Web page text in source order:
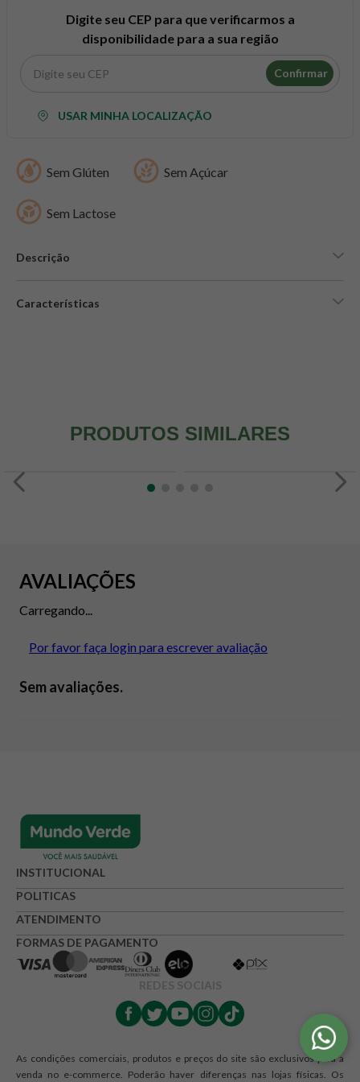
Digite seu CEP para que verificarmos a
disponibilidade para a sua região
Confirmar
USAR MINHA LOCALIZAÇÃO
Sem Glúten Sem Açúcar
Sem Lactose
Descrição
Características
PRODUTOS SIMILARES
AVALIAÇÕES
Carregando...
Por favor faça login para escrever avaliação
Sem avaliações.
INSTITUCIONAL
POLITICAS
ATENDIMENTO
FORMAS DE PAGAMENTO
REDES SOCIAIS
As condições comerciais, produtos e preços do site são exclusivos para a
venda no e-commerce. Poderão haver diferenças nas lojas físicas. Os
psyllium